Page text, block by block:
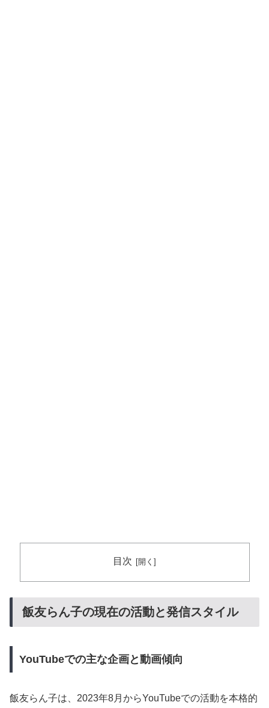
目次
飯友らん子の現在の活動と発信スタイル
YouTubeでの主な企画と動画傾向
飯友らん子は、2023年8月からYouTubeでの活動を本格的